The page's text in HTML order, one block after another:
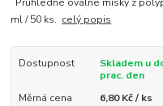
Průhledné oválné misky z
ml / 50 ks. celý popis
Dostupnost
Skladem u
prac. den
Měrná cena
6,80 Kč / ks